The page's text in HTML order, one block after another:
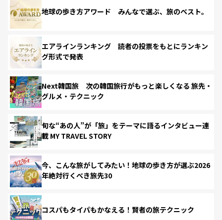
地球の歩き方アワード みんなで選ぶ、旅のベスト。
エアラインランキング 読者の投票をもとにランキン
グ形式で発表
Next韓国旅 次の韓国旅行がもっと楽しくなる 旅先・
グルメ・テクニック
旬な“あの人”が「旅」をテーマに語るインタビュー連
載 MY TRAVEL STORY
今、こんな旅がしてみたい！地球の歩き方が選ぶ2026
年絶対行くべき旅先30
コスパもタイパもかなえる！賢者の旅テクニック